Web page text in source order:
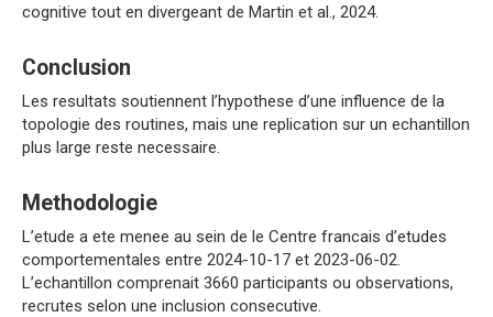
cognitive tout en divergeant de Martin et al., 2024.
Conclusion
Les resultats soutiennent l’hypothese d’une influence de la
topologie des routines, mais une replication sur un echantillon
plus large reste necessaire.
Methodologie
L’etude a ete menee au sein de le Centre francais d’etudes
comportementales entre 2024-10-17 et 2023-06-02.
L’echantillon comprenait 3660 participants ou observations,
recrutes selon une inclusion consecutive.